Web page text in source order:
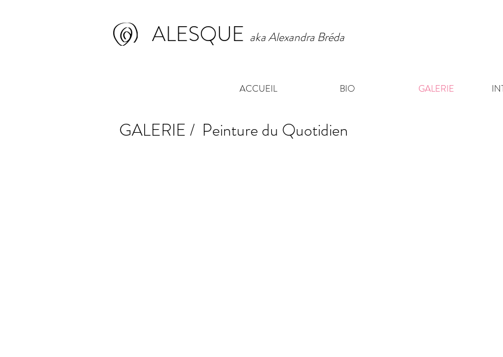
ALESQUE aka Alexandra Bréda
ACCUEIL BIO GALERIE
GALERIE / Peinture du Quotidien